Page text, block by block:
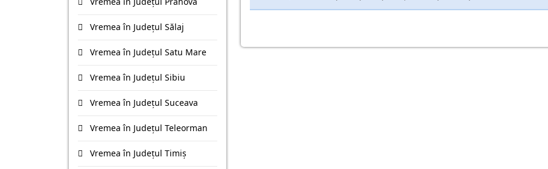
Vremea în Județul Sălaj
Vremea în Județul Satu Mare
Vremea în Județul Sibiu
Vremea în Județul Suceava
Vremea în Județul Teleorman
Vremea în Județul Timiş